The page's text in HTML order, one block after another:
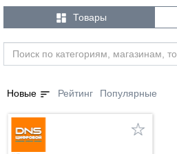
 Товары
Новые sort Рейтинг Популярные